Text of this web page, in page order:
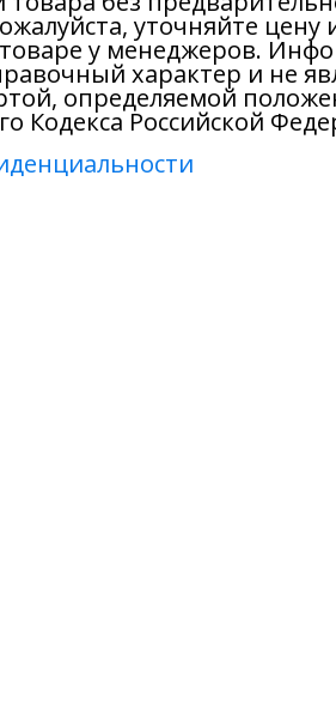
уточняйте цену
у менеджеров.
характер и не
определяемой
Кодекса Российской